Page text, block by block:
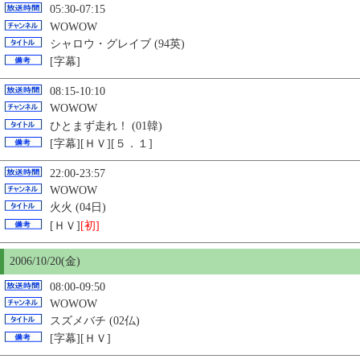
05:30-07:15
WOWOW
シャロウ・グレイブ (94英)
[字幕]
08:15-10:10
WOWOW
ひとまず走れ！ (01韓)
[字幕][ＨＶ][５．１]
22:00-23:57
WOWOW
火火 (04日)
[ＨＶ][初]
2006/10/20(金)
08:00-09:50
WOWOW
スズメバチ (02仏)
[字幕][ＨＶ]